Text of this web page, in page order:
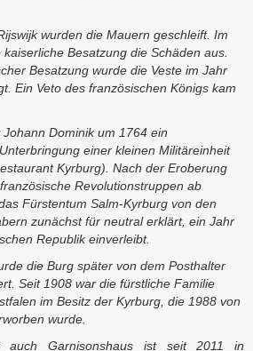
wurden die Mauern geschleift. Im
Besatzung die Schäden aus.
Besatzung wurde die Veste im Jahr
Ein Veto des französischen Königs kam
Dominik um 1764 ein
einer kleinen Militäreinheit
Kyrburg). Nach der Eroberung
Revolutionstruppen ab
Fürstentum Salm-Kyrburg von den
zunächst für neutral erklärt, ein Jahr
Republik einverleibt.
die Burg später von dem Posthalter
Seit 1908 war die fürstliche Familie
im Besitz der Kyrburg, die 1988 von
wurde.
auch Garnisonshaus ist seit 2011 in